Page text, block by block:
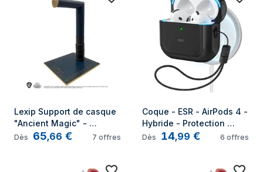
Lexip Support de casque
"Ancient Magic" -
Hogwarts Legacy
Dès 65,66 € 7 offres
Coque - ESR - AirPods 4 -
Hybride - Protection
optimale - Design
Dès 14,99 € 6 offres